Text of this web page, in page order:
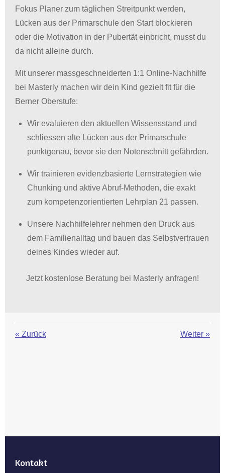
Fokus Planer zum täglichen Streitpunkt werden,
Lücken aus der Primarschule den Start blockieren
oder die Motivation in der Pubertät einbricht, musst du
da nicht alleine durch.
Mit unserer massgeschneiderten 1:1 Online-Nachhilfe
bei Masterly machen wir dein Kind gezielt fit für die
Berner Oberstufe:
Wir evaluieren den aktuellen Wissensstand und
schliessen alte Lücken aus der Primarschule
punktgenau, bevor sie den Notenschnitt gefährden.
Wir trainieren evidenzbasierte Lernstrategien wie
Chunking und aktive Abruf-Methoden, die exakt
zum kompetenzorientierten Lehrplan 21 passen.
Unsere Nachhilfelehrer nehmen den Druck aus
dem Familienalltag und bauen das Selbstvertrauen
deines Kindes wieder auf.
Jetzt kostenlose Beratung bei Masterly anfragen!
« Zurück Weiter »
Kontakt